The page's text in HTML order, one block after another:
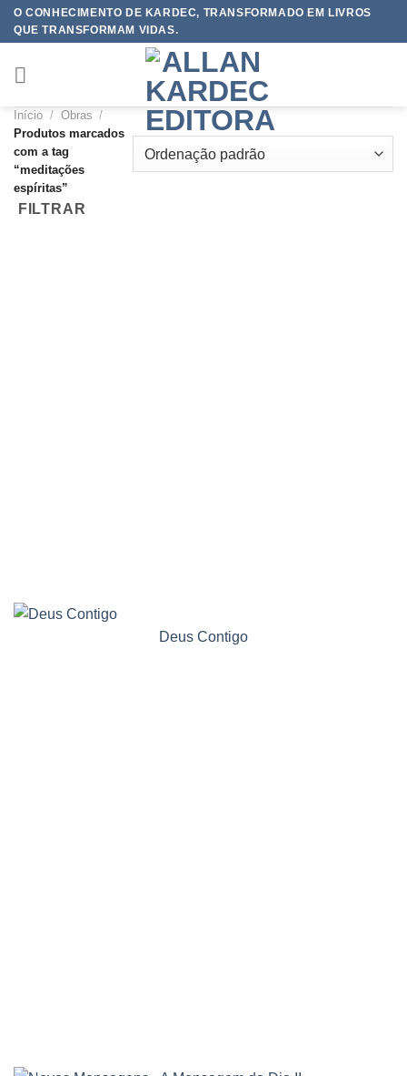
SkipO CONHECIMENTO DE KARDEC, TRANSFORMADO EM LIVROS
QUE TRANSFORMAM VIDAS.
Início / Obras /
Produtos marcados
com a tag
“meditações
espíritas”
FILTRAR
Deus Contigo